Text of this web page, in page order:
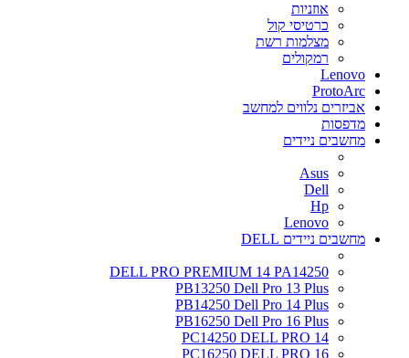
אוזניות
כרטיסי קול
מצלמות רשת
רמקולים
Lenovo
ProtoArc
אביזרים נלווים למחשב
מדפסות
מחשבים ניידים
Asus
Dell
Hp
Lenovo
מחשבים ניידים DELL
DELL PRO PREMIUM 14 PA14250
PB13250 Dell Pro 13 Plus
PB14250 Dell Pro 14 Plus
PB16250 Dell Pro 16 Plus
PC14250 DELL PRO 14
PC16250 DELL PRO 16